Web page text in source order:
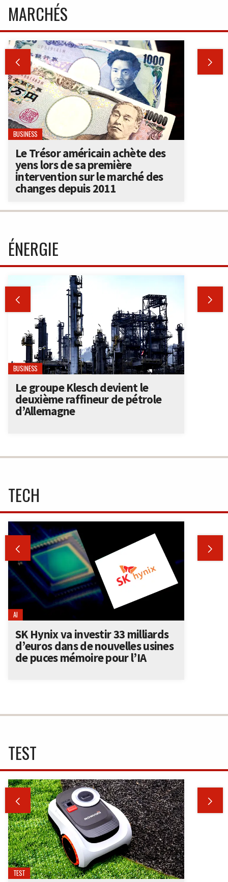
MARCHÉS
 
BUSINESS
Le Trésor américain achète des
yens lors de sa première
intervention sur le marché des
changes depuis 2011
ÉNERGIE
 
BUSINESS
Le groupe Klesch devient le
deuxième raffineur de pétrole
d’Allemagne
TECH
 
AI
SK Hynix va investir 33 milliards
d’euros dans de nouvelles usines
de puces mémoire pour l’IA
TEST
 
TEST